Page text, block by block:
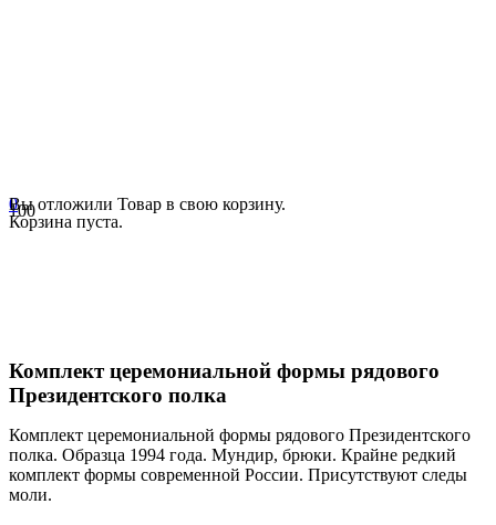
0
Вы отложили Товар в свою корзину.
Корзина пуста.
Комплект церемониальной формы рядового
Президентского полка
Комплект церемониальной формы рядового Президентского
полка. Образца 1994 года. Мундир, брюки. Крайне редкий
комплект формы современной России. Присутствуют следы
моли.